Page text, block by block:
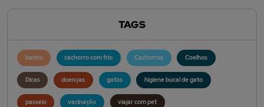
TAGS
banho cachorro com frio Cachorros Coelhos
Dicas doenças gatos higiene bucal de gato
passeio vacinação viajar com pet